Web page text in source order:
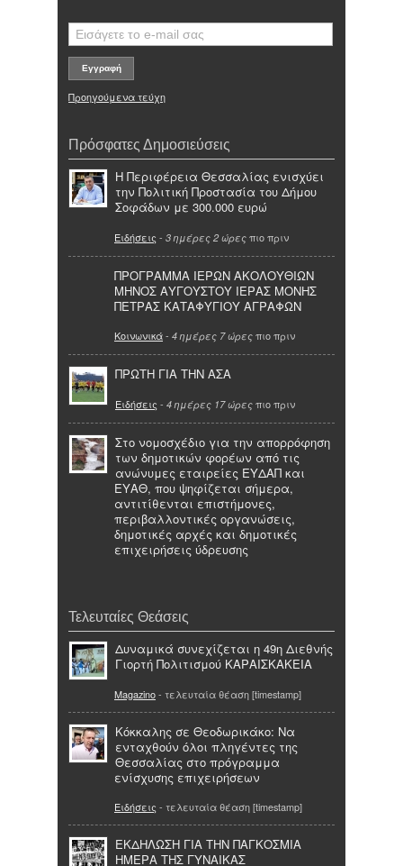
Προηγούμενα τεύχη
Πρόσφατες Δημοσιεύσεις
Η Περιφέρεια Θεσσαλίας ενισχύει
την Πολιτική Προστασία του Δήμου
Σοφάδων με 300.000 ευρώ
Ειδήσεις - 3 ημέρες 2 ώρες πιο πριν
ΠΡΟΓΡΑΜΜΑ ΙΕΡΩΝ ΑΚΟΛΟΥΘΙΩΝ
ΜΗΝΟΣ ΑΥΓΟΥΣΤΟΥ ΙΕΡΑΣ ΜΟΝΗΣ
ΠΕΤΡΑΣ ΚΑΤΑΦΥΓΙΟΥ ΑΓΡΑΦΩΝ
Κοινωνικά- 4 ημέρες 7 ώρες πιο πριν
ΠΡΩΤΗ ΓΙΑ ΤΗΝ ΑΣΑ
Ειδήσεις - 4 ημέρες 17 ώρες πιο πριν
Στο νομοσχέδιο για την απορρόφηση
των δημοτικών φορέων από τις
ανώνυμες εταιρείες ΕΥΔΑΠ και
ΕΥΑΘ, που ψηφίζεται σήμερα,
αντιτίθενται επιστήμονες,
περιβαλλοντικές οργανώσεις,
δημοτικές αρχές και δημοτικές
επιχειρήσεις ύδρευσης
Τελευταίες Θεάσεις
Δυναμικά συνεχίζεται η 49η Διεθνής
Γιορτή Πολιτισμού ΚΑΡΑΙΣΚΑΚΕΙΑ
Magazino- τελευταία θέαση [timestamp]
Κόκκαλης σε Θεοδωρικάκο: Να
ενταχθούν όλοι πληγέντες της
Θεσσαλίας στο πρόγραμμα
ενίσχυσης επιχειρήσεων
Ειδήσεις - τελευταία θέαση [timestamp]
ΕΚΔΗΛΩΣΗ ΓΙΑ ΤΗΝ ΠΑΓΚΟΣΜΙΑ
ΗΜΕΡΑ ΤΗΣ ΓΥΝΑΙΚΑΣ